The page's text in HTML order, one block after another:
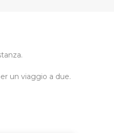
un viaggio a due.